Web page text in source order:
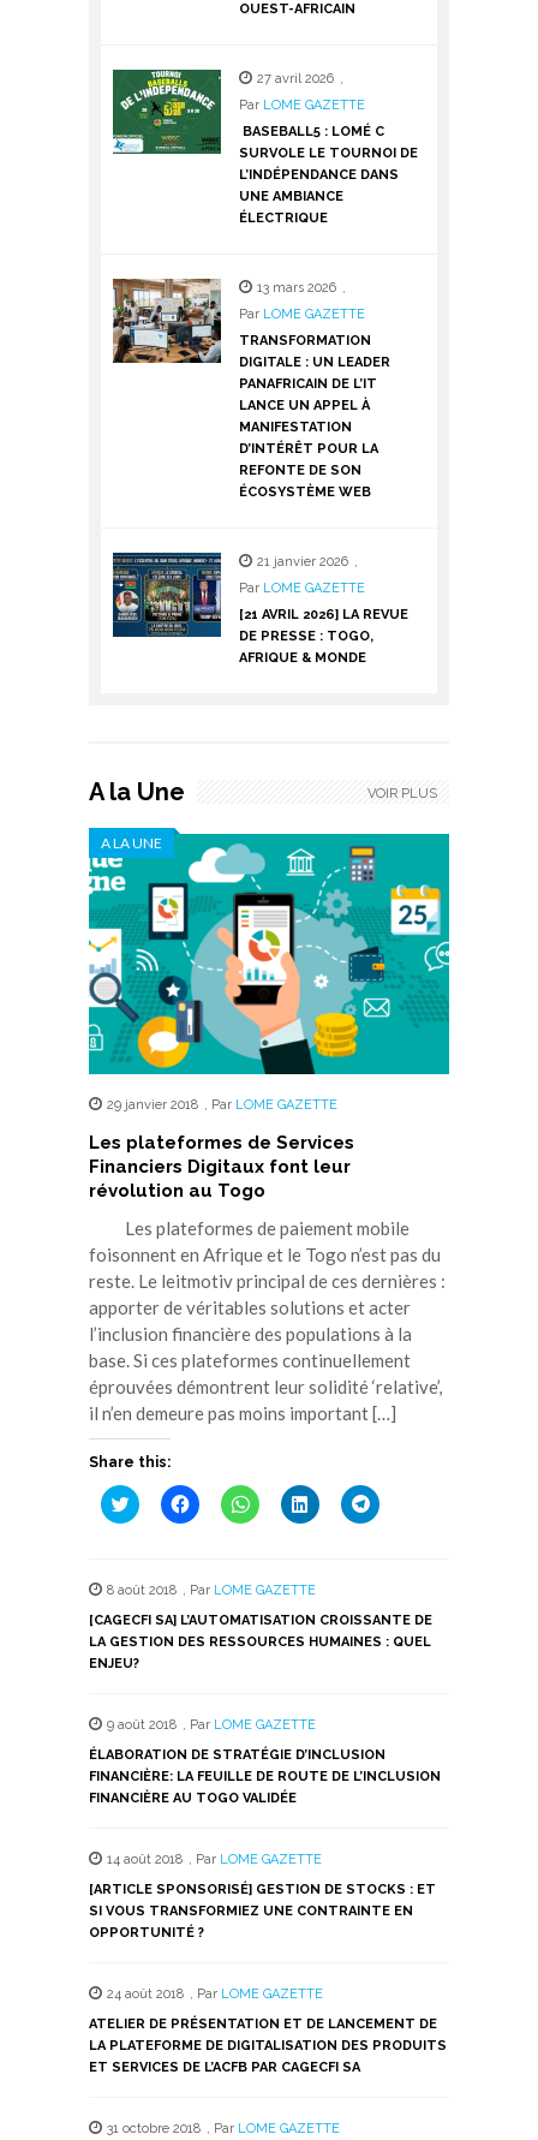
OUEST-AFRICAIN
27 avril 2026 ,
Par LOME GAZETTE
BASEBALL5 : LOMÉ C
SURVOLE LE TOURNOI DE
L’INDÉPENDANCE DANS
UNE AMBIANCE
ÉLECTRIQUE
13 mars 2026 ,
Par LOME GAZETTE
TRANSFORMATION
DIGITALE : UN LEADER
PANAFRICAIN DE L’IT
LANCE UN APPEL À
MANIFESTATION
D’INTÉRÊT POUR LA
REFONTE DE SON
ÉCOSYSTÈME WEB
21 janvier 2026 ,
Par LOME GAZETTE
[21 AVRIL 2026] LA REVUE
DE PRESSE : TOGO,
AFRIQUE & MONDE
A la Une
A LA UNE
29 janvier 2018 , Par LOME GAZETTE
Les plateformes de Services
Financiers Digitaux font leur
révolution au Togo
Les plateformes de paiement mobile
foisonnent en Afrique et le Togo n’est pas du
reste. Le leitmotiv principal de ces dernières :
apporter de véritables solutions et acter
l’inclusion financière des populations à la
base. Si ces plateformes continuellement
éprouvées démontrent leur solidité ‘relative’,
il n’en demeure pas moins important […]
Share this:
Cliquez
pour
une
nouvelle
fenêtre)
Cliquez
pour
une
nouvelle
fenêtre)
Cliquez
pour
une
nouvelle
fenêtre)
Cliquez
pour
une
nouvelle
fenêtre)
Cliquez
pour
nouvelle
fenêtre)
8 août 2018 , Par LOME GAZETTE
[CAGECFI SA] L’AUTOMATISATION CROISSANTE DE
LA GESTION DES RESSOURCES HUMAINES : QUEL
ENJEU?
9 août 2018 , Par LOME GAZETTE
ÉLABORATION DE STRATÉGIE D’INCLUSION
FINANCIÈRE: LA FEUILLE DE ROUTE DE L’INCLUSION
FINANCIÈRE AU TOGO VALIDÉE
14 août 2018 , Par LOME GAZETTE
[ARTICLE SPONSORISÉ] GESTION DE STOCKS : ET
SI VOUS TRANSFORMIEZ UNE CONTRAINTE EN
OPPORTUNITÉ ?
24 août 2018 , Par LOME GAZETTE
ATELIER DE PRÉSENTATION ET DE LANCEMENT DE
LA PLATEFORME DE DIGITALISATION DES PRODUITS
ET SERVICES DE L’ACFB PAR CAGECFI SA
31 octobre 2018 , Par LOME GAZETTE
VOIR PLUS